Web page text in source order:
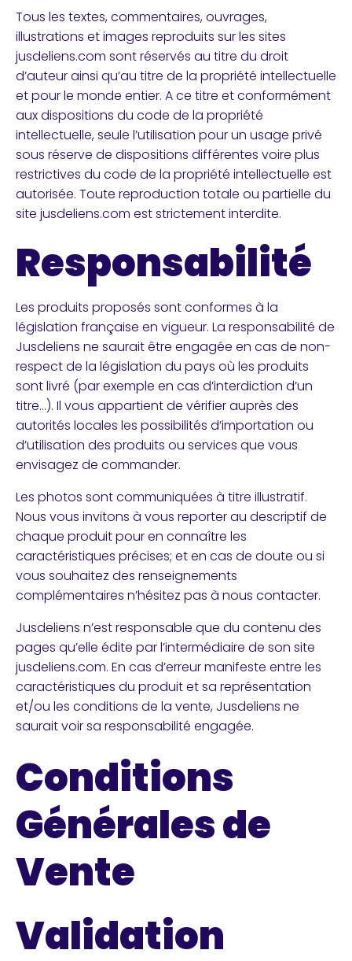
Tous les textes, commentaires, ouvrages,
illustrations et images reproduits sur les sites
jusdeliens.com sont réservés au titre du droit
d’auteur ainsi qu’au titre de la propriété intellectuelle
et pour le monde entier. A ce titre et conformément
aux dispositions du code de la propriété
intellectuelle, seule l’utilisation pour un usage privé
sous réserve de dispositions différentes voire plus
restrictives du code de la propriété intellectuelle est
autorisée. Toute reproduction totale ou partielle du
site jusdeliens.com est strictement interdite.
Responsabilité
Les produits proposés sont conformes à la
législation française en vigueur. La responsabilité de
Jusdeliens ne saurait être engagée en cas de non-
respect de la législation du pays où les produits
sont livré (par exemple en cas d’interdiction d’un
titre…). Il vous appartient de vérifier auprès des
autorités locales les possibilités d’importation ou
d’utilisation des produits ou services que vous
envisagez de commander.
Les photos sont communiquées à titre illustratif.
Nous vous invitons à vous reporter au descriptif de
chaque produit pour en connaître les
caractéristiques précises; et en cas de doute ou si
vous souhaitez des renseignements
complémentaires n’hésitez pas à nous contacter.
Jusdeliens n’est responsable que du contenu des
pages qu’elle édite par l’intermédiaire de son site
jusdeliens.com. En cas d’erreur manifeste entre les
caractéristiques du produit et sa représentation
et/ou les conditions de la vente, Jusdeliens ne
saurait voir sa responsabilité engagée.
Conditions
Générales de
Vente
Validation